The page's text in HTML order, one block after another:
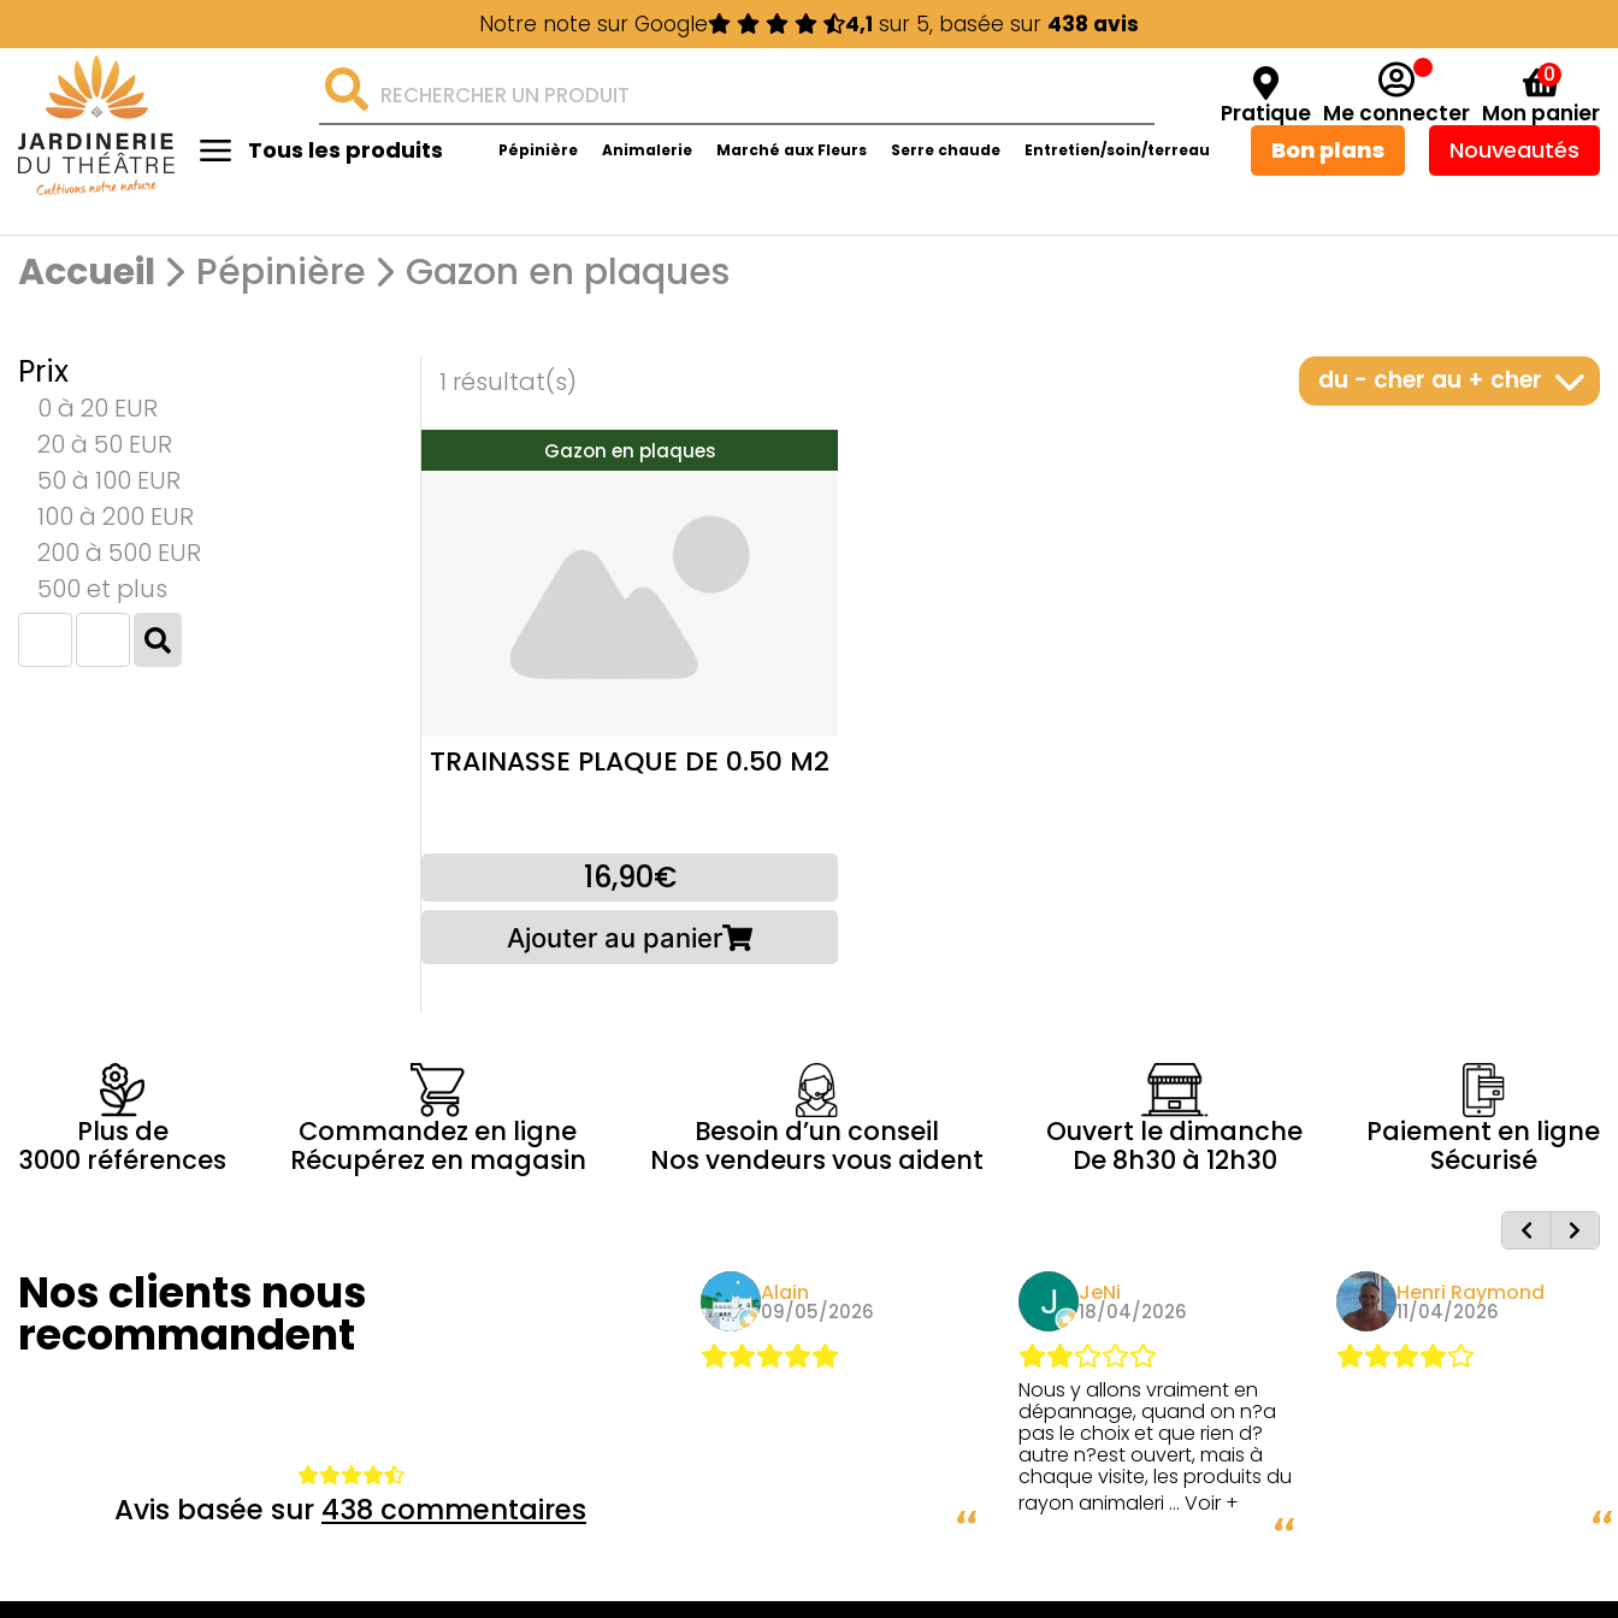
Notre note sur Google 4,1 sur 5, basée sur 438 avis
Pratique Me connecter
0
Mon panier
Tous les produits Pépinière Animalerie Marché aux Fleurs Serre chaude Entretien/soin/terreau Bon plans Nouveautés
Accueil Pépinière Gazon en plaques
Prix
0 à 20 EUR
20 à 50 EUR
50 à 100 EUR
100 à 200 EUR
200 à 500 EUR
500 et plus
1 résultat(s) du - cher au + cher
Gazon en plaques
TRAINASSE PLAQUE DE 0.50 M2
16,90€
Ajouter au panier
Plus de
3000 références
Commandez en ligne
Récupérez en magasin
Besoin d’un conseil
Nos vendeurs vous aident
Ouvert le dimanche
De 8h30 à 12h30
Paiement en ligne
Sécurisé
Nos clients nous
recommandent
Avis basée sur 438 commentaires
Marilyne Morin
20/08/2024
Alain
09/05/2026
JeNi
18/04/2026
Nous y allons vraiment en
dépannage, quand on n?a
pas le choix et que rien d?
autre n?est ouvert, mais à
chaque visite, les produits du
rayon animaleri ... Voir +
Henri Raymond
11/04/2026